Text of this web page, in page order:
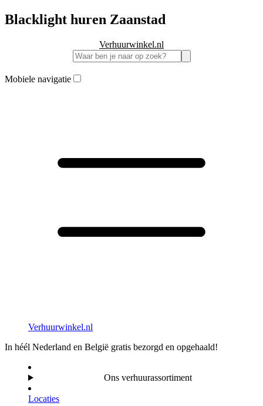
Blacklight huren Zaanstad
Verhuurwinkel.nl
Mobiele navigatie
Verhuurwinkel.nl
In héél Nederland en België gratis bezorgd en opgehaald!
Ons verhuurassortiment
Locaties